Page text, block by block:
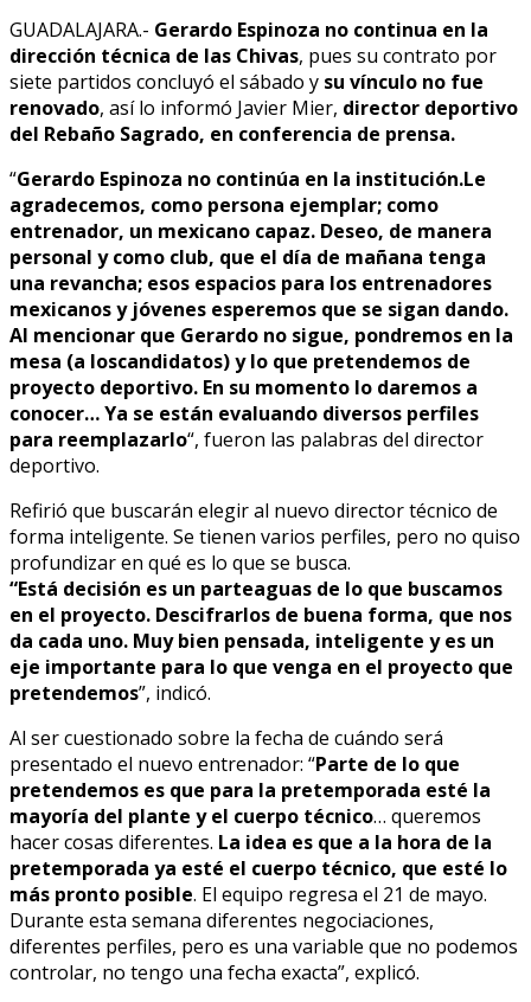
GUADALAJARA.- Gerardo Espinoza no continua en la
dirección técnica de las Chivas, pues su contrato por
siete partidos concluyó el sábado y su vínculo no fue
renovado, así lo informó Javier Mier, director deportivo
del Rebaño Sagrado, en conferencia de prensa.
“Gerardo Espinoza no continúa en la institución.Le
agradecemos, como persona ejemplar; como
entrenador, un mexicano capaz. Deseo, de manera
personal y como club, que el día de mañana tenga
una revancha; esos espacios para los entrenadores
mexicanos y jóvenes esperemos que se sigan dando.
Al mencionar que Gerardo no sigue, pondremos en la
mesa (a loscandidatos) y lo que pretendemos de
proyecto deportivo. En su momento lo daremos a
conocer… Ya se están evaluando diversos perfiles
para reemplazarlo“, fueron las palabras del director
deportivo.
Refirió que buscarán elegir al nuevo director técnico de
forma inteligente. Se tienen varios perfiles, pero no quiso
profundizar en qué es lo que se busca.
“Está decisión es un parteaguas de lo que buscamos
en el proyecto. Descifrarlos de buena forma, que nos
da cada uno. Muy bien pensada, inteligente y es un
eje importante para lo que venga en el proyecto que
pretendemos”, indicó.
Al ser cuestionado sobre la fecha de cuándo será
presentado el nuevo entrenador: “Parte de lo que
pretendemos es que para la pretemporada esté la
mayoría del plante y el cuerpo técnico… queremos
hacer cosas diferentes. La idea es que a la hora de la
pretemporada ya esté el cuerpo técnico, que esté lo
más pronto posible. El equipo regresa el 21 de mayo.
Durante esta semana diferentes negociaciones,
diferentes perfiles, pero es una variable que no podemos
controlar, no tengo una fecha exacta”, explicó.